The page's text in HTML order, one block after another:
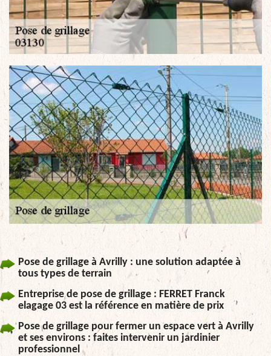
Pose de grillage à Avrilly : une solution adaptée à
tous types de terrain
Entreprise de pose de grillage : FERRET Franck
elagage 03 est la référence en matière de prix
Pose de grillage pour fermer un espace vert à Avrilly
et ses environs : faites intervenir un jardinier
professionnel